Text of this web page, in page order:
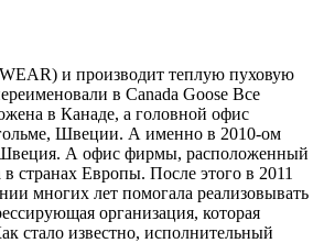
и производит теплую пуховую
в Canada Goose Все
в Канаде, а головной офис
Швеции. А именно в 2010-ом
Швеция. А офис фирмы, расположенный
странах Европы. После этого в 2011
многих лет помогала реализовывать
организация, которая
стало известно, исполнительный